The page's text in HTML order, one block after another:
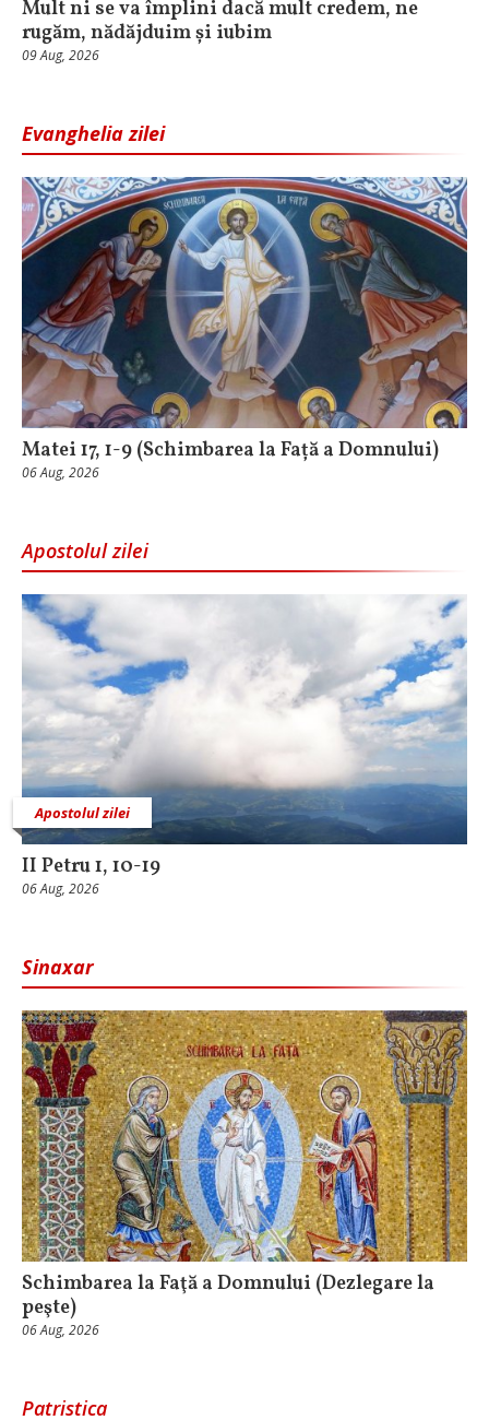
Mult ni se va împlini dacă mult credem, ne
rugăm, nădăjduim și iubim
09 Aug, 2026
Evanghelia zilei
Matei 17, 1-9 (Schimbarea la Față a Domnului)
06 Aug, 2026
Apostolul zilei
Apostolul zilei
II Petru 1, 10-19
06 Aug, 2026
Sinaxar
Schimbarea la Faţă a Domnului (Dezlegare la
peşte)
06 Aug, 2026
Patristica